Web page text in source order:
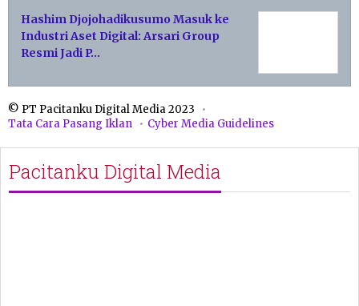
Hashim Djojohadikusumo Masuk ke
Industri Aset Digital: Arsari Group
Resmi Jadi P…
© PT Pacitanku Digital Media 2023
Tata Cara Pasang Iklan
Cyber Media Guidelines
Pacitanku Digital Media